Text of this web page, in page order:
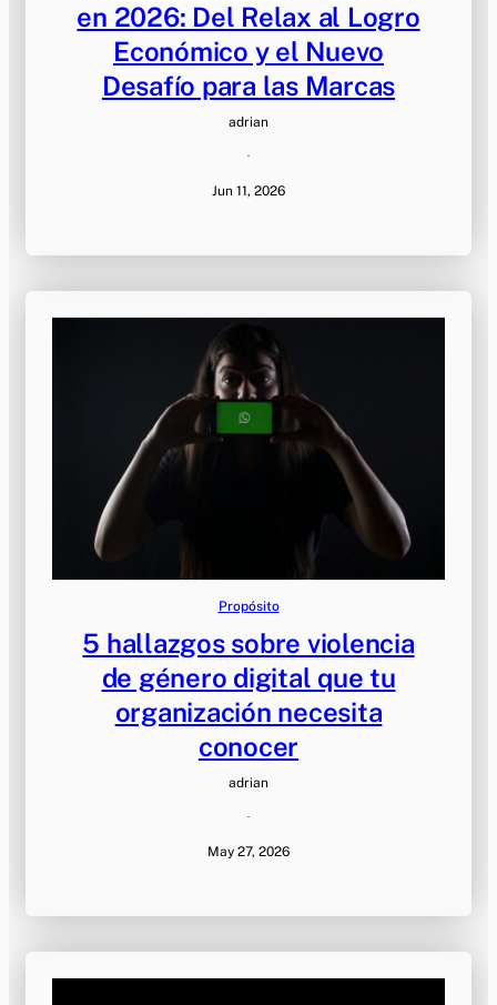
en 2026: Del Relax al Logro
Económico y el Nuevo
Desafío para las Marcas
adrian
·
Jun 11, 2026
Propósito
5 hallazgos sobre violencia
de género digital que tu
organización necesita
conocer
adrian
·
May 27, 2026